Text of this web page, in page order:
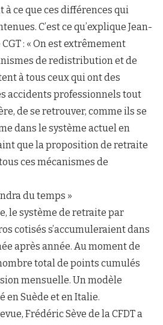
à ce que ces différences qui
C’est ce qu’explique Jean-
: « On est extrêmement
de redistribution et de
à tous ceux qui ont des
accidents professionnels tout
de se retrouver, comme ils se
dans le système actuel en
que la proposition de retraite
ces mécanismes de
du temps »
le système de retraite par
cotisés s’accumuleraient dans
après année. Au moment de
total de points cumulés
mensuelle. Un modèle
Suède et en Italie.
Frédéric Sève de la CFDT a